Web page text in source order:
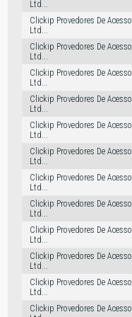
Ltd...
Clickip Provedores De Acesso
Ltd...
Clickip Provedores De Acesso
Ltd...
Clickip Provedores De Acesso
Ltd...
Clickip Provedores De Acesso
Ltd...
Clickip Provedores De Acesso
Ltd...
Clickip Provedores De Acesso
Ltd...
Clickip Provedores De Acesso
Ltd...
Clickip Provedores De Acesso
Ltd...
Clickip Provedores De Acesso
Ltd...
Clickip Provedores De Acesso
Ltd...
Clickip Provedores De Acesso
Ltd...
Clickip Provedores De Acesso